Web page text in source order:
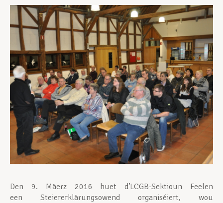
Unterstützung im Privatleben
Berufliche Weiterentwicklung
Mitglied werden
Aktuell
Den 9. Mäerz 2016 huet d’LCGB-Sektioun Feelen
een Steiererklärungsowend organiséiert, wou